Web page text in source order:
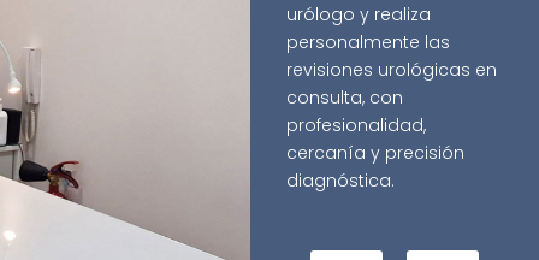
urólogo y realiza
personalmente las
revisiones urológicas en
consulta, con
profesionalidad,
cercanía y precisión
diagnóstica.